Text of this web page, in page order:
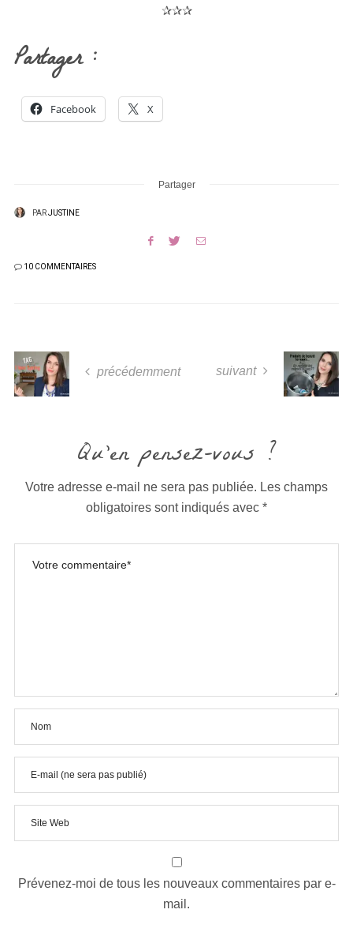
✰✰✰
Partager :
Facebook X
Partager
PARJUSTINE
10 COMMENTAIRES
précédemment suivant
Qu'en pensez-vous ?
Votre adresse e-mail ne sera pas publiée. Les champs
obligatoires sont indiqués avec *
Prévenez-moi de tous les nouveaux commentaires par e-
mail.